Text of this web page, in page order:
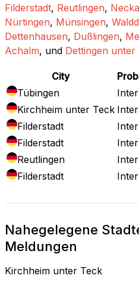
Filderstadt, Reutlingen,
Nürtingen, Münsingen,
Dettenhausen, Dußlingen,
Achalm, und Dettingen unter
City
Tübingen
Kirchheim unter Teck
Filderstadt
Filderstadt
Reutlingen
Filderstadt
Nahegelegene
Meldungen
Kirchheim unter Teck